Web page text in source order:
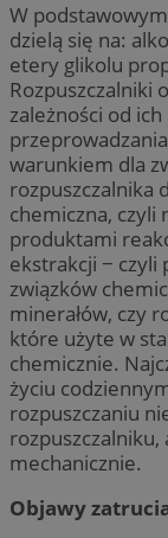
W
dzielą się na:
etery glikolu
Rozpuszczalniki
zależności od
warunkiem dla
rozpuszczalnika
chemiczna, czyli
produktami
ekstrakcji − czyli
związków
minerałów, czy
które użyte w
chemicznie.
życiu
rozpuszczaniu
rozpuszczalniku,
mechanicznie.
Objawy